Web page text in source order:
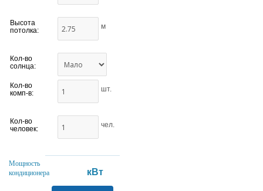
Высота
потолка:
м
Кол-во
солнца:
Кол-во
комп-в:
шт.
Кол-во
человек:
чел.
Мощность
кондиционера
кВт